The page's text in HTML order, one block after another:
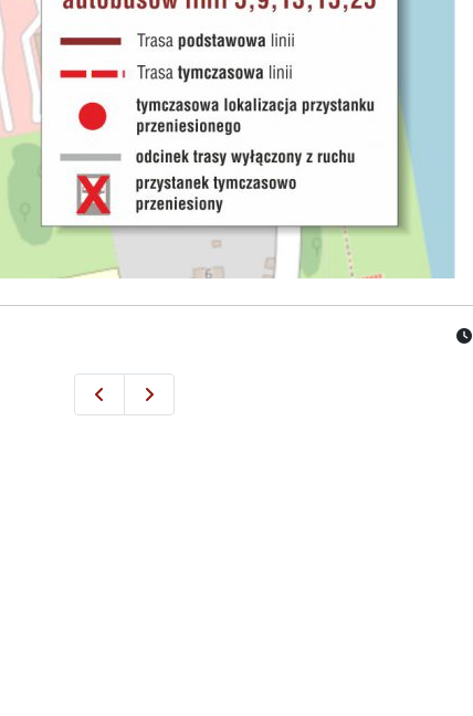
Korekty kursów linii 17
7-9 sierpnia możliwe utrudnienia w ruchu